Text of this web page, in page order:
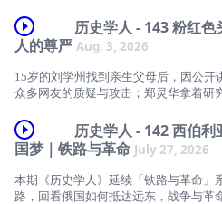
历史学人 - 143 粉红
人的尊严 Aug. 3, 2026
15岁的刘学州找到亲生父母后，因公开
众多网友的质疑与攻击；郑灵华拿着研
持续的网络攻击最终酿成了无法挽回的
为什么一个人的人生经历、外在样貌与
由？为什么羞辱总能找到新的对象？从
体中的围观与评判，羞辱如何进入我们
历史学人 - 142 西伯
国梦｜铁路与革命 July 27, 2026
本期《历史学人》延续「铁路与革命」
路，回看俄国如何抵达远东，战争与革